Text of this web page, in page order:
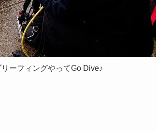
ーフィングやってGo Dive♪